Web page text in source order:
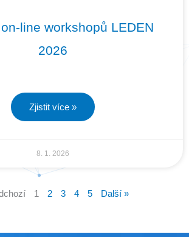
line workshopů LEDEN
2026
Zjistit více »
8. 1. 2026
1 2 3 4 5 Další »